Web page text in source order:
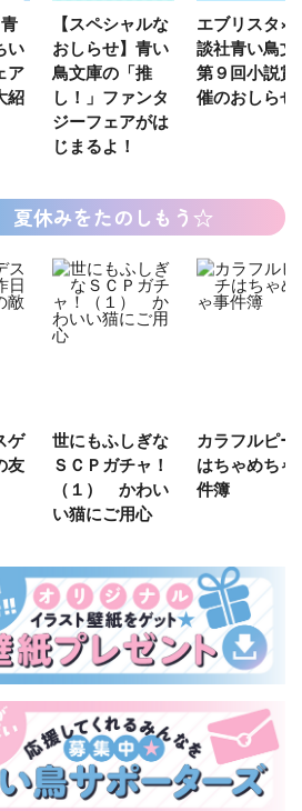
い
ア
紹
【スペシャルな
おしらせ】青い
鳥文庫の「推
し！」ファンタ
ジーフェアがは
じまるよ！
エブリスタ×講
談社青い鳥文庫
第９回小説賞開
催のおしらせ
夏休みをたのしもう☆
ゲ
友
世にもふしぎな
ＳＣＰガチャ！
（１） かわい
い猫にご用心
カラフルピーチ
はちゃめちゃ事
件簿